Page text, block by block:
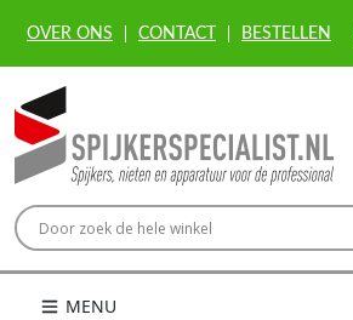
OVER ONS CONTACT BESTELLEN
MENU